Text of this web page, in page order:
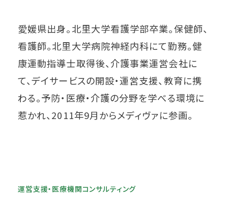
愛媛県出身。北里大学看護学部卒業。保健師、
看護師。北里大学病院神経内科にて勤務。健
康運動指導士取得後、介護事業運営会社に
て、デイサービスの開設・運営支援、教育に携
わる。予防・医療・介護の分野を学べる環境に
惹かれ、2011年9月からメディヴァに参画。
運営支援・医療機関コンサルティング